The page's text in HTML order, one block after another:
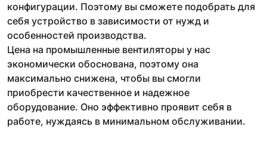
конфигурации. Поэтому вы сможете подобрать для
себя устройство в зависимости от нужд и
особенностей производства.
Цена на промышленные вентиляторы у нас
экономически обоснована, поэтому она
максимально снижена, чтобы вы смогли
приобрести качественное и надежное
оборудование. Оно эффективно проявит себя в
работе, нуждаясь в минимальном обслуживании.